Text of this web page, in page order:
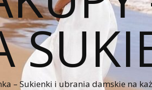
– Sukienki i ubrania damskie na